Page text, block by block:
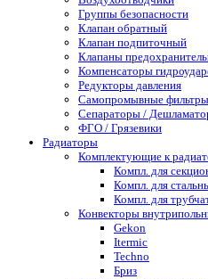
Группы безопасности
Клапан обратный
Клапан подпиточный
Клапаны
Компенсаторы
Редукторы давления
Самопромывные фильтры
Сепараторы /
ФГО / Грязевики
Радиаторы
Комплектующие к
Компл. для
Компл. для
Компл. для
Конвекторы
Gekon
Itermic
Techno
Бриз